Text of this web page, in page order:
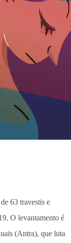
63 travestis e
O levantamento é
(Antra), que luta